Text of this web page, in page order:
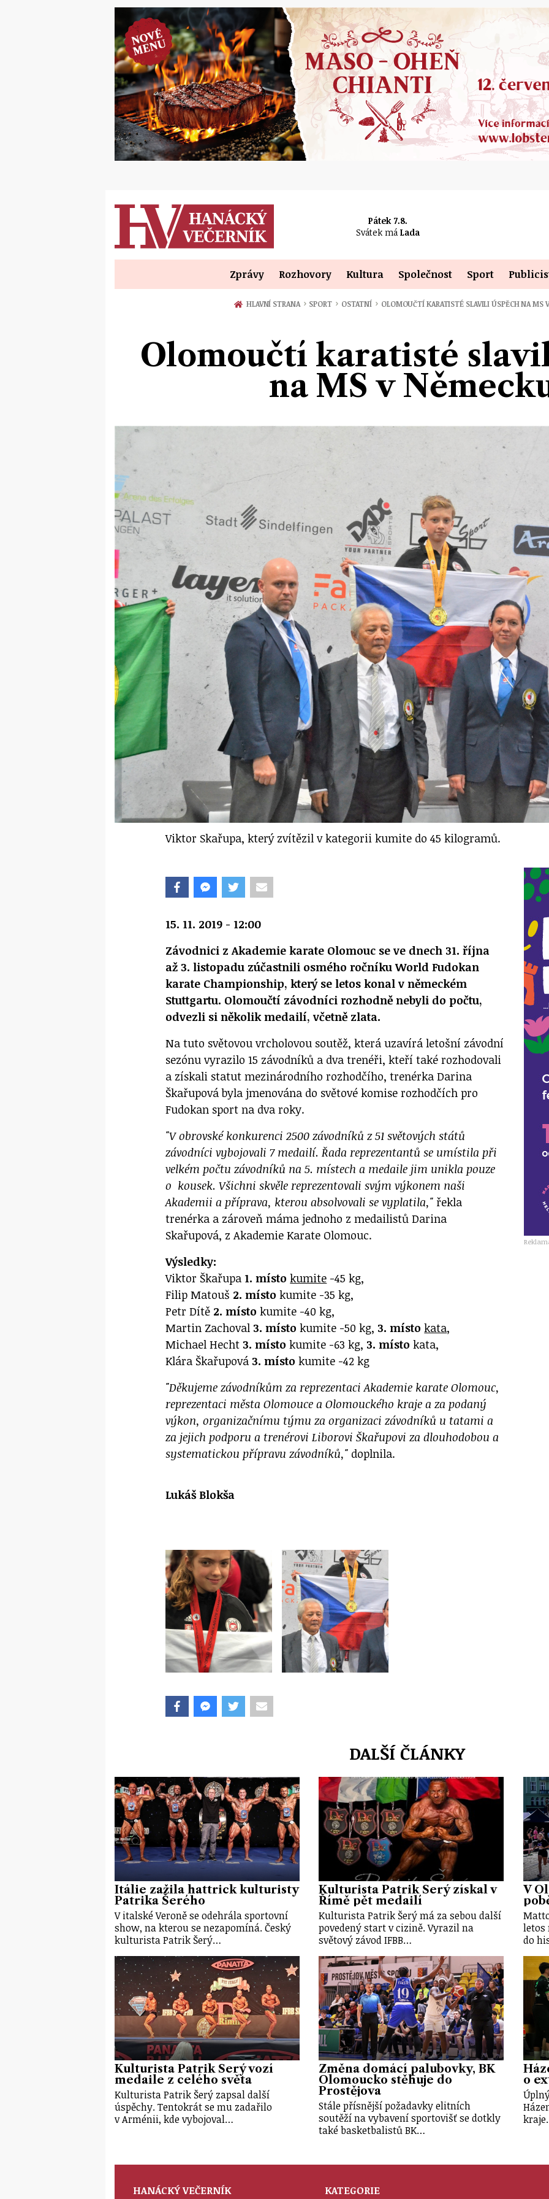
Pátek 7.8.
Svátek má Lada
Zprávy Rozhovory Kultura Společnost Sport
HLAVNÍ STRANA › SPORT › OSTATNÍ › OLOMOUČTÍ KARATISTÉ SLAVILI ÚSPĚCH NA MS
Olomoučtí karatisté
na MS v
Viktor Skařupa, který zvítězil v kategorii kumite do 45 kilogramů.
15. 11. 2019 - 12:00
Závodnici z Akademie karate Olomouc se ve dnech 31. října
až 3. listopadu zúčastnili osmého ročníku World Fudokan
karate Championship, který se letos konal v německém
Stuttgartu. Olomoučtí závodníci rozhodně nebyli do počtu,
odvezli si několik medailí, včetně zlata.
Na tuto světovou vrcholovou soutěž, která uzavírá letošní závodní
sezónu vyrazilo 15 závodníků a dva trenéři, kteří také rozhodovali
a získali statut mezinárodního rozhodčího, trenérka Darina
Škařupová byla jmenována do světové komise rozhodčích pro
Fudokan sport na dva roky.
"V obrovské konkurenci 2500 závodníků z 51 světových států
závodníci vybojovali 7 medailí. Řada reprezentantů se umístila při
velkém počtu závodníků na 5. místech a medaile jim unikla pouze
o kousek. Všichni skvěle reprezentovali svým výkonem naši
Akademii a příprava, kterou absolvovali se vyplatila," řekla
trenérka a zároveň máma jednoho z medailistů Darina
Skařupová, z Akademie Karate Olomouc.
Výsledky:
Viktor Škařupa 1. místo kumite -45 kg,
Filip Matouš 2. místo kumite -35 kg,
Petr Dítě 2. místo kumite -40 kg,
Martin Zachoval 3. místo kumite -50 kg, 3. místo kata,
Michael Hecht 3. místo kumite -63 kg, 3. místo kata,
Klára Škařupová 3. místo kumite -42 kg
"Děkujeme závodníkům za reprezentaci Akademie karate Olomouc,
reprezentaci města Olomouce a Olomouckého kraje a za podaný
výkon, organizačnímu týmu za organizaci závodníků u tatami a
za jejich podporu a trenérovi Liborovi Škařupovi za dlouhodobou a
systematickou přípravu závodníků," doplnila.
Lukáš Blokša
DALŠÍ ČLÁNKY
Itálie zažila hattrick kulturisty
Patrika Šerého
V italské Veroně se odehrála sportovní
show, na kterou se nezapomíná. Český
kulturista Patrik Šerý…
Kulturista Patrik Šerý získal v
Římě pět medailí
Kulturista Patrik Šerý má za sebou další
povedený start v cizině. Vyrazil na
světový závod IFBB…
V
letos
do
Kulturista Patrik Šerý vozí
medaile z celého světa
Kulturista Patrik Šerý zapsal další
úspěchy. Tentokrát se mu zadařilo
v Arménii, kde vybojoval…
Změna domácí palubovky, BK
Olomoucko stěhuje do
Prostějova
Stále přísnější požadavky elitních
soutěží na vybavení sportovišť se dotkly
také basketbalistů BK…
o
HANÁCKÝ VEČERNÍK KATEGORIE